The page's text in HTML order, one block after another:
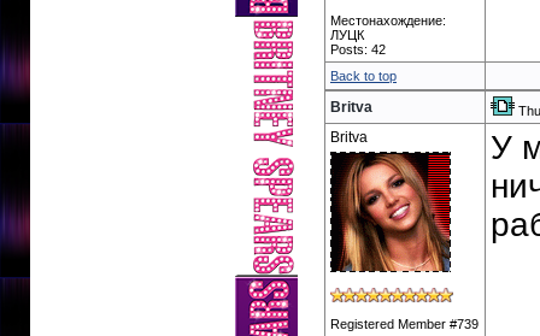
Местонахождение:
ЛУЦК
Posts: 42
Back to top
Britva
Britva
Registered Member #739
У